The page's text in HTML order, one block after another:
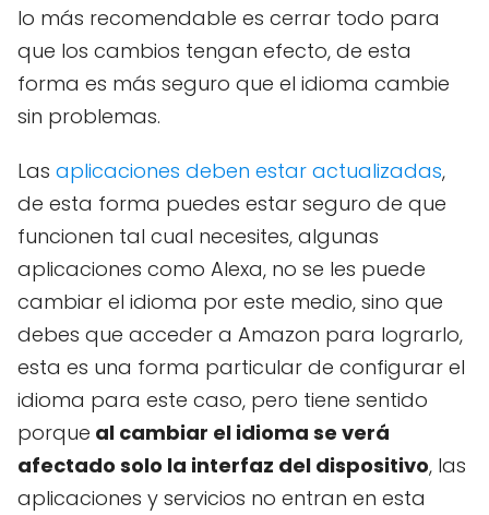
lo más recomendable es cerrar todo para
que los cambios tengan efecto, de esta
forma es más seguro que el idioma cambie
sin problemas.
Las aplicaciones deben estar actualizadas,
de esta forma puedes estar seguro de que
funcionen tal cual necesites, algunas
aplicaciones como Alexa, no se les puede
cambiar el idioma por este medio, sino que
debes que acceder a Amazon para lograrlo,
esta es una forma particular de configurar el
idioma para este caso, pero tiene sentido
porque al cambiar el idioma se verá
afectado solo la interfaz del dispositivo, las
aplicaciones y servicios no entran en esta